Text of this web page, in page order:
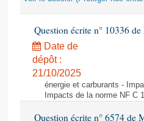
Question écrite n° 10336
Date de
dépôt :
21/10/2025
énergie et carburants -
Impacts de la norme NF C
Question écrite n° 6574 de